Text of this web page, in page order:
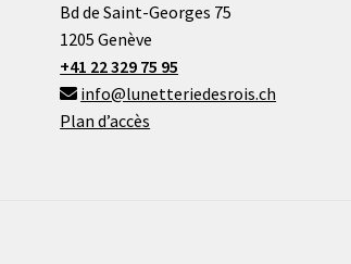
Bd de Saint-Georges 75
1205 Genève
+41 22 329 75 95
info@lunetteriedesrois.ch
Plan d’accès